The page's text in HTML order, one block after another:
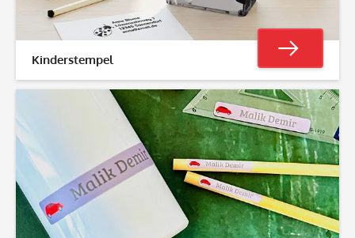
Kinderstempel